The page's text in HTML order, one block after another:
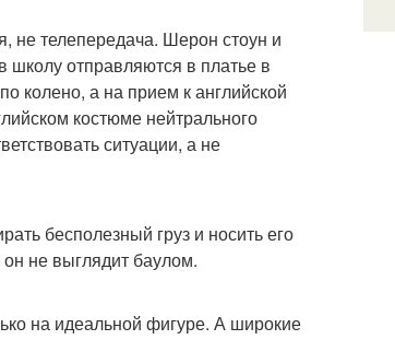
не телепередача. Шерон стоун и
школу отправляются в платье в
колено, а на прием к английской
костюме нейтрального
ситуации, а не
бесполезный груз и носить его
не выглядит баулом.
на идеальной фигуре. А широкие